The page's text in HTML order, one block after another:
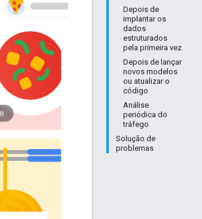
Depois de
implantar os
dados
estruturados
pela primeira vez
Depois de lançar
novos modelos
ou atualizar o
código
Análise
periódica do
tráfego
Solução de
problemas